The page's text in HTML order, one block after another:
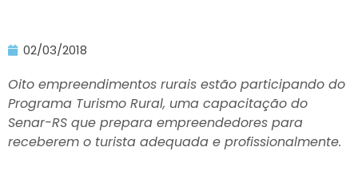
02/03/2018
Oito empreendimentos rurais estão participando do
Programa Turismo Rural, uma capacitação do
Senar-RS que prepara empreendedores para
receberem o turista adequada e profissionalmente.